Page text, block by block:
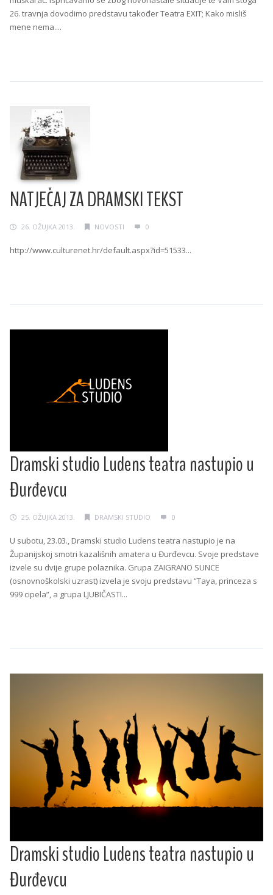
26. travnja dovodimo predstavu također Teatra EXIT; Kako misliš
mene nema....
NATJEČAJ ZA DRAMSKI TEKST
26. OŽUJKA 2013. NOVOSTI 0
http://www.culturenet.hr/default.aspx?id=51533...
Dramski studio Ludens teatra nastupio u
Đurđevcu
25. OŽUJKA 2013. DRAMSKI STUDIO 0
U subotu, 23.03., Dramski studio Ludens teatra nastupio je na
Županijskoj smotri kazališnih amatera u Đurđevcu. Svoje predstave
izvele su dvije grupe polaznika. Grupa ZAIGRANO SUNCE
(osnovnoškolski uzrast) izvela je svoju predstavu “Taya, princeza s
999 cipela”, a grupa LJUBIČASTI...
Dramski studio Ludens teatra nastupio u
Đurđevcu